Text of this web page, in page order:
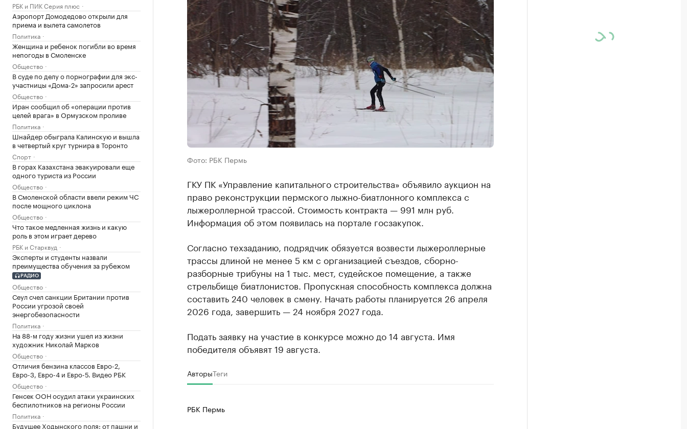
РБК и ПИК Серия плюс
Аэропорт Домодедово открыли для
приема и вылета самолетов
Политика
Женщина и ребенок погибли во время
непогоды в Смоленске
Общество
В суде по делу о порнографии для экс-
участницы «Дома-2» запросили арест
Общество
Иран сообщил об «операции против
целей врага» в Ормузском проливе
Политика
Шнайдер обыграла Калинскую и вышла
в четвертый круг турнира в Торонто
Спорт
В горах Казахстана эвакуировали еще
одного туриста из России
Общество
В Смоленской области ввели режим ЧС
после мощного циклона
Общество
Что такое медленная жизнь и какую
роль в этом играет дерево
РБК и Старквуд
Эксперты и студенты назвали
преимущества обучения за рубежом
РАДИО
Общество
Сеул счел санкции Британии против
России угрозой своей
энергобезопасности
Политика
На 88-м году жизни ушел из жизни
художник Николай Марков
Общество
Отличия бензина классов Евро-2,
Евро-3, Евро-4 и Евро-5. Видео РБК
Общество
Генсек ООН осудил атаки украинских
беспилотников на регионы России
Политика
Будущее Ходынского поля: от пашни и
Фото: РБК Пермь
ГКУ ПК «Управление капитального строительства» объявило аукцион на
право реконструкции пермского лыжно-биатлонного комплекса с
лыжероллерной трассой. Стоимость контракта — 991 млн руб.
Информация об этом появилась на портале госзакупок.
Согласно техзаданию, подрядчик обязуется возвести лыжероллерные
трассы длиной не менее 5 км с организацией съездов, сборно-
разборные трибуны на 1 тыс. мест, судейское помещение, а также
стрельбище биатлонистов. Пропускная способность комплекса должна
составить 240 человек в смену. Начать работы планируется 26 апреля
2026 года, завершить — 24 ноября 2027 года.
Подать заявку на участие в конкурсе можно до 14 августа. Имя
победителя объявят 19 августа.
АвторыТеги
РБК Пермь